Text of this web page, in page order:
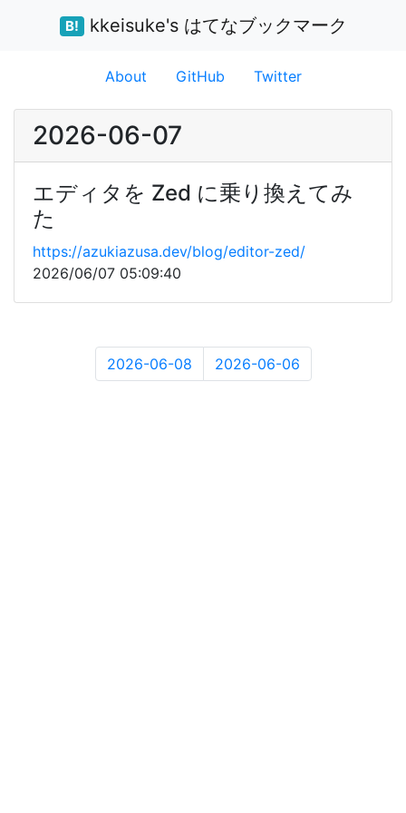
B! kkeisuke's はてなブックマーク
About GitHub Twitter
2026-06-07
エディタを Zed に乗り換えてみ
た
https://azukiazusa.dev/blog/editor-zed/
2026/06/07 05:09:40
2026-06-08 2026-06-06